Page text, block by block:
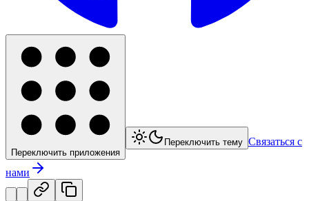
Переключить приложения
Переключить тему Связаться с
нами